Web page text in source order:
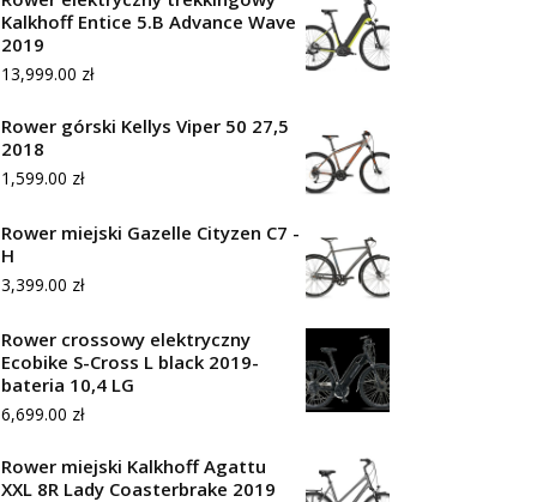
Kalkhoff Entice 5.B Advance Wave
2019
13,999.00 zł
Rower górski Kellys Viper 50 27,5
2018
1,599.00 zł
Rower miejski Gazelle Cityzen C7 -
H
3,399.00 zł
Rower crossowy elektryczny
Ecobike S-Cross L black 2019-
bateria 10,4 LG
6,699.00 zł
Rower miejski Kalkhoff Agattu
XXL 8R Lady Coasterbrake 2019